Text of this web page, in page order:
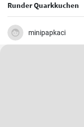
Runder Quarkkuchen
minipapkaci